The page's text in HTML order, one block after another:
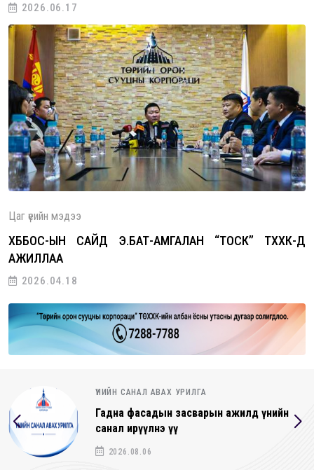
2026.06.17
Цаг үеийн мэдээ
ХББОС-ЫН САЙД Э.БАТ-АМГАЛАН “ТОСК” ТӨХХК-Д
АЖИЛЛАА
2026.04.18
ҮНИЙН САНАЛ АВАХ УРИЛГА
Гадна фасадын засварын ажилд үнийн
санал ирүүлнэ үү
2026.08.06